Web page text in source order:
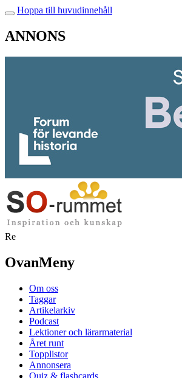
Hoppa till huvudinnehåll
ANNONS
Re
OvanMeny
Om oss
Taggar
Artikelarkiv
Podcast
Lektioner och lärarmaterial
Året runt
Topplistor
Annonsera
Quiz & flashcards